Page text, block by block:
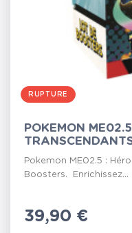
RUPTURE
POKEMON
Pokemon ME02.5 :
Boosters. Enrichissez...
Prix
39,90 €